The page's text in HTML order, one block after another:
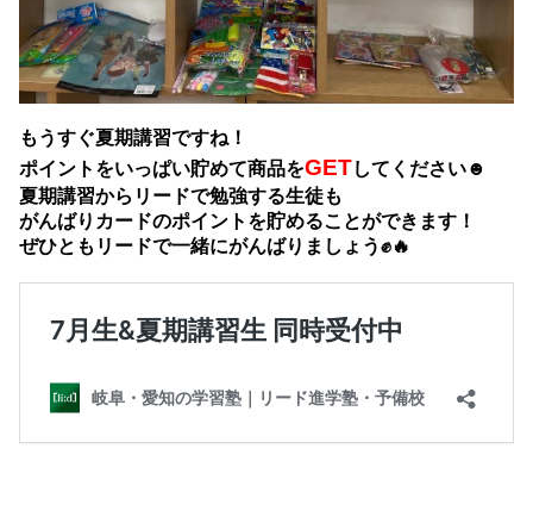
もうすぐ夏期講習ですね！
ポイントをいっぱい貯めて商品をGETしてください☻
夏期講習からリードで勉強する生徒も
がんばりカードのポイントを貯めることができます！
ぜひともリードで一緒にがんばりましょう✊🔥